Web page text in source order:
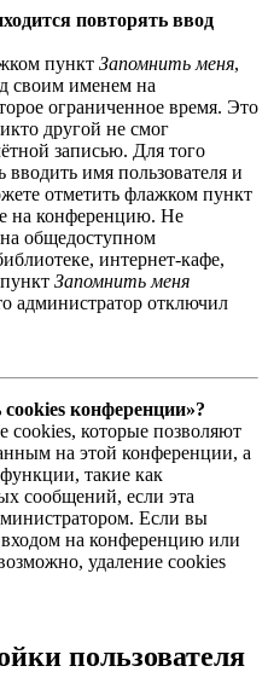
повторять ввод
пункт Запомнить меня,
своим именем на
ограниченное время. Это
другой не смог
записью. Для того
имя пользователя и
отметить флажком пункт
на конференцию. Не
на общедоступном
интернет-кафе,
Запомнить меня
администратор отключил
конференции»?
cookies, которые позволяют
на этой конференции, а
такие как
сообщений, если эта
Если вы
на конференцию или
удаление cookies
пользователя